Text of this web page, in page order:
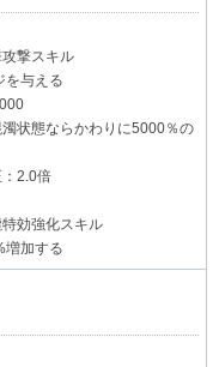
攻撃スキル
を与える
濁状態ならかわりに5000％の
：2.0倍
特効強化スキル
増加する